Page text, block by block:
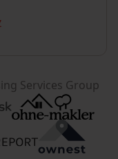
Services Group